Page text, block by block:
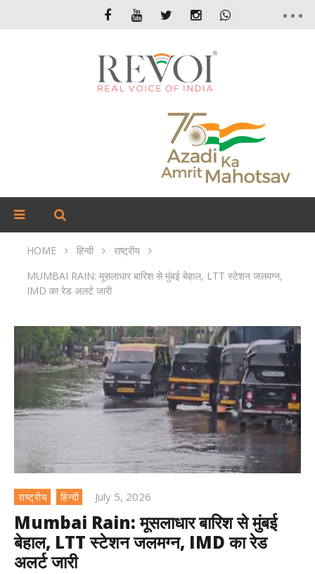
HOME हिन्दी
राष्ट्रीय
MUMBAI RAIN: मूसलाधार बारिश से मुंबई बेहाल, LTT स्टेशन जलमग्न,
IMD का रेड अलर्ट जारी
राष्ट्रीय हिन्दी July 5, 2026
Mumbai Rain: मूसलाधार बारिश से मुंबई
बेहाल, LTT स्टेशन जलमग्न, IMD का रेड
अलर्ट जारी